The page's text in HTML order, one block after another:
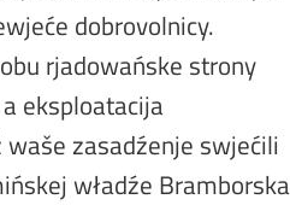
dobrovolnicy.
rjadowańske strony
eksploatacija
zasadźenje swjećili
władźe Bramborska